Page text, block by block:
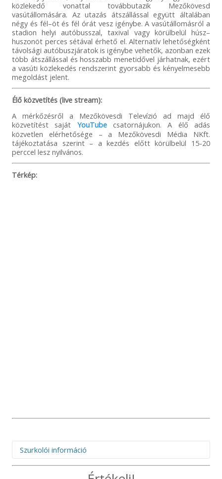
közlekedő vonattal továbbutazik Mezőkövesd
vasútállomására. Az utazás átszállással együtt általában
négy és fél–öt és fél órát vesz igénybe. A vasútállomásról a
stadion helyi autóbusszal, taxival vagy körülbelül húsz–
huszonöt perces sétával érhető el. Alternatív lehetőségként
távolsági autóbuszjáratok is igénybe vehetők, azonban ezek
több átszállással és hosszabb menetidővel járhatnak, ezért
a vasúti közlekedés rendszerint gyorsabb és kényelmesebb
megoldást jelent.
Élő közvetítés (live stream):
A mérkőzésről a Mezőkövesdi Televízió ad majd élő
közvetítést saját YouTubecsatornájukon. A élő adás
közvetlen elérhetősége – a Mezőkövesdi Média NKft.
tájékoztatása szerint – a kezdés előtt körülbelül 15-20
perccel lesz nyilvános.
Térkép:
Szurkolói információ
Figyelem! Felhívjuk figyelmüket, hogy az idegenbeli